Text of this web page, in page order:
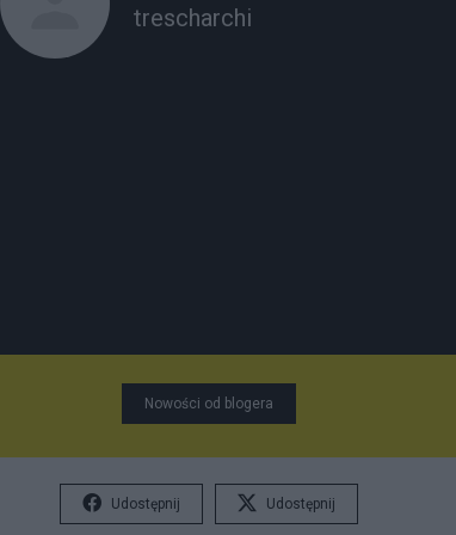
trescharchi
Nowości od blogera
Udostępnij Udostępnij